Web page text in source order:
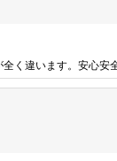
く違います。安心